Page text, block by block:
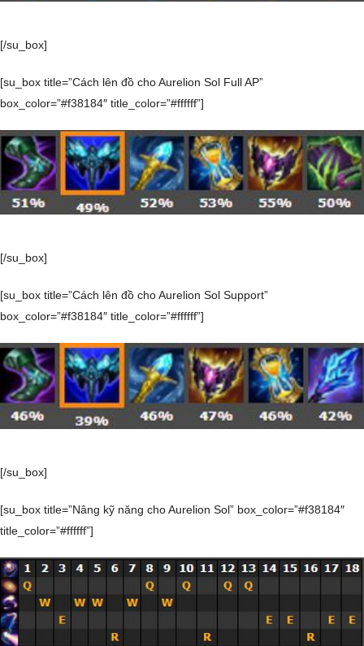
[/su_box]
[su_box title=”Cách lên đồ cho Aurelion Sol Full AP”
box_color=”#f38184″ title_color=”#ffffff”]
[/su_box]
[su_box title=”Cách lên đồ cho Aurelion Sol Support”
box_color=”#f38184″ title_color=”#ffffff”]
[/su_box]
[su_box title=”Nâng kỹ năng cho Aurelion Sol” box_color=”#f38184″
title_color=”#ffffff”]